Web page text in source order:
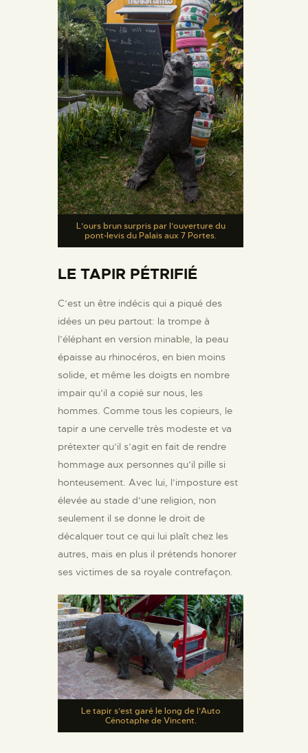
L’ours brun surpris par l’ouverture du
pont-levis du Palais aux 7 Portes.
LE TAPIR PÉTRIFIÉ
C’est un être indécis qui a piqué des
idées un peu partout: la trompe à
l’éléphant en version minable, la peau
épaisse au rhinocéros, en bien moins
solide, et même les doigts en nombre
impair qu’il a copié sur nous, les
hommes. Comme tous les copieurs, le
tapir a une cervelle très modeste et va
prétexter qu’il s’agit en fait de rendre
hommage aux personnes qu’il pille si
honteusement. Avec lui, l’imposture est
élevée au stade d’une religion, non
seulement il se donne le droit de
décalquer tout ce qui lui plaît chez les
autres, mais en plus il prétends honorer
ses victimes de sa royale contrefaçon.
Le tapir s’est garé le long de l’Auto
Cénotaphe de Vincent.